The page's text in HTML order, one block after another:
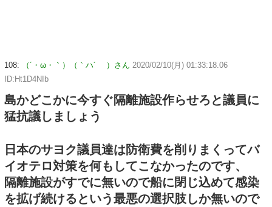
108: （´・ω・｀）（｀ハ´ ）さん 2020/02/10(月) 01:33:18.06
ID:Ht1D4NIb
島かどこかに今すぐ隔離施設作らせろと議員に
猛抗議しましょう
日本のサヨク議員達は防衛費を削りまくってバ
イオテロ対策を何もしてこなかったのです、
隔離施設がすでに無いので船に閉じ込めて感染
を拡げ続けるという最悪の選択肢しか無いので